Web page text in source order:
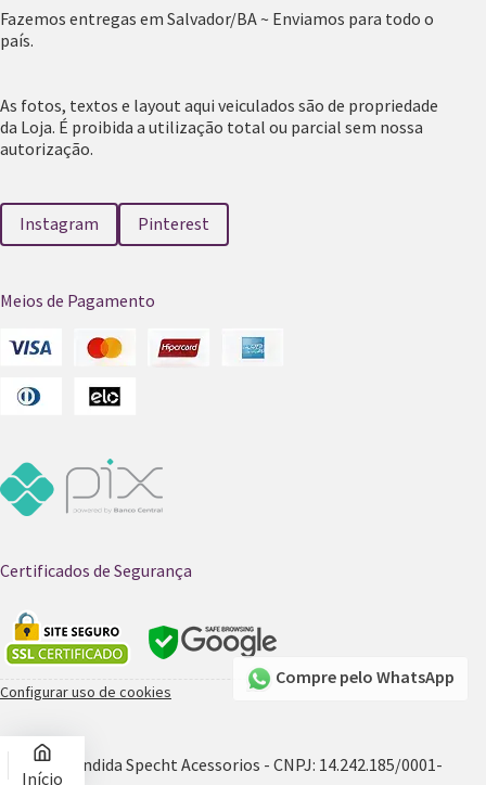
Fazemos entregas em Salvador/BA ~ Enviamos para todo o
país.
As fotos, textos e layout aqui veiculados são de propriedade
da Loja. É proibida a utilização total ou parcial sem nossa
autorização.
Instagram Pinterest
Meios de Pagamento
Certificados de Segurança
Configurar uso de cookies
© 2026 - Candida Specht Acessorios - CNPJ: 14.242.185/0001-
Compre pelo WhatsApp
Início